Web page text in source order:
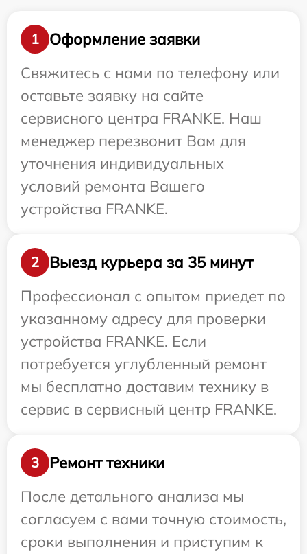
1
Оформление заявки
Свяжитесь с нами по телефону или
оставьте заявку на сайте
сервисного центра FRANKE. Наш
менеджер перезвонит Вам для
уточнения индивидуальных
условий ремонта Вашего
устройства FRANKE.
2
Выезд курьера за 35 минут
Профессионал с опытом приедет по
указанному адресу для проверки
устройства FRANKE. Если
потребуется углубленный ремонт
мы бесплатно доставим технику в
сервис в сервисный центр FRANKE.
3
Ремонт техники
После детального анализа мы
согласуем с вами точную стоимость,
сроки выполнения и приступим к